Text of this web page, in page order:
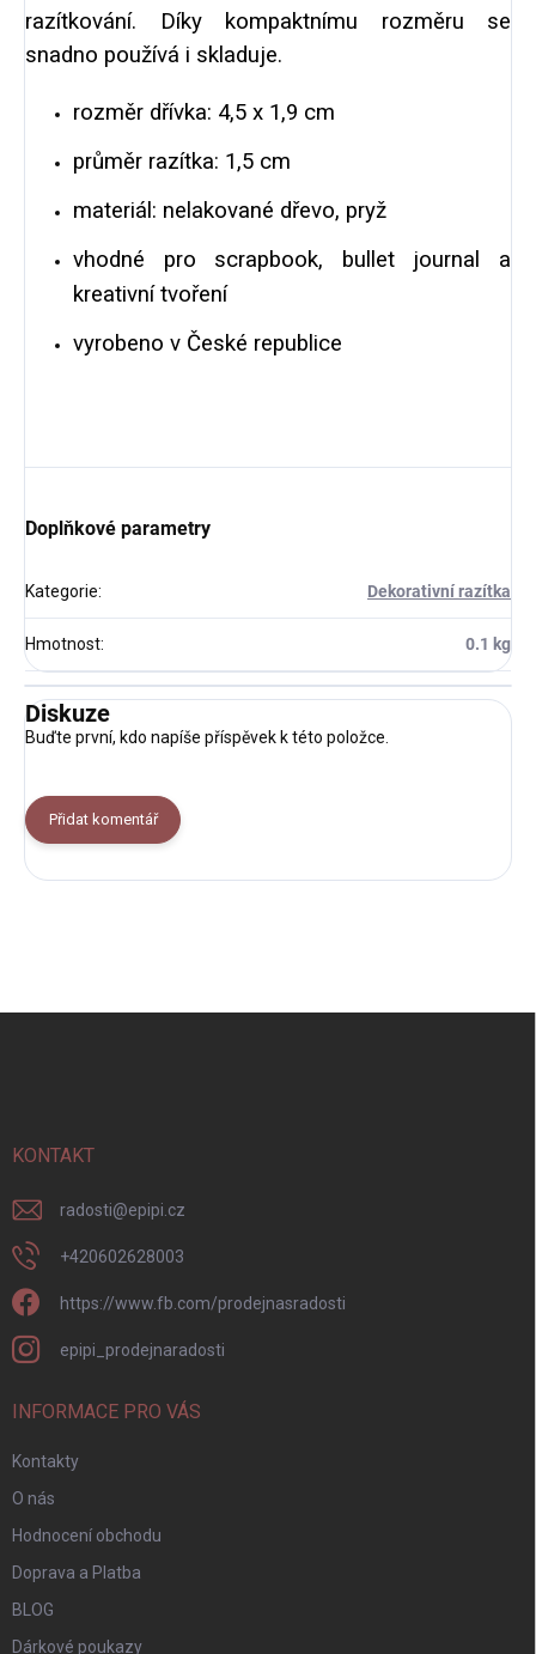
razítkování. Díky kompaktnímu rozměru se
snadno používá i skladuje.
rozměr dřívka: 4,5 x 1,9 cm
průměr razítka: 1,5 cm
materiál: nelakované dřevo, pryž
vhodné pro scrapbook, bullet journal a
kreativní tvoření
vyrobeno v České republice
Doplňkové parametry
Kategorie: Dekorativní razítka
Hmotnost: 0.1 kg
Diskuze
Buďte první, kdo napíše příspěvek k této položce.
Přidat komentář
KONTAKT
radosti@epipi.cz
+420602628003
https://www.fb.com/prodejnasradosti
epipi_prodejnaradosti
INFORMACE PRO VÁS
Kontakty
O nás
Hodnocení obchodu
Doprava a Platba
BLOG
Dárkové poukazy